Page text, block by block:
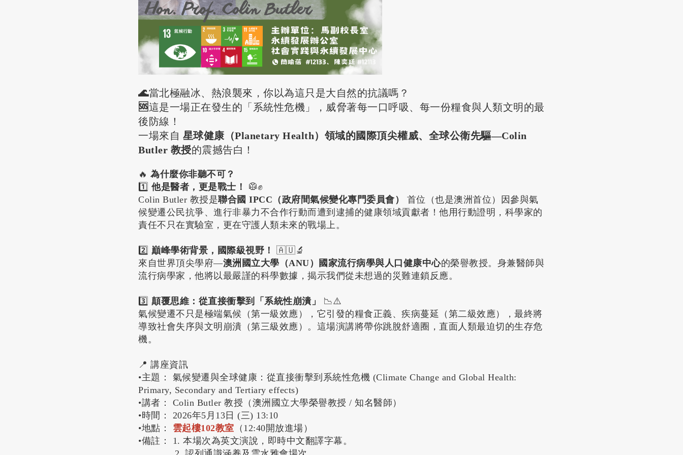
🌊當北極融冰、熱浪襲來，你以為這只是大自然的抗議嗎？
🆘這是一場正在發生的「系統性危機」，威脅著每一口呼吸、每一份糧食與人類文明的最
後防線！
一場來自 星球健康（Planetary Health）領域的國際頂尖權威、全球公衛先驅—Colin
Butler 教授的震撼告白！
🔥 為什麼你非聽不可？
1️⃣ 他是醫者，更是戰士！
🥼✊
Colin Butler 教授是聯合國 IPCC（政府間氣候變化專門委員會）
首位（也是澳洲首位）因參與氣
候變遷公民抗爭、進行非暴力不合作行動而遭到逮捕的健康領域貢獻者！他用行動證明，科學家的
責任不只在實驗室，更在守護人類未來的戰場上。
2️⃣ 巔峰學術背景，國際級視野！
🇦🇺🔬
來自世界頂尖學府—澳洲國立大學（ANU）國家流行病學與人口健康中心的榮譽教授。身兼醫師與
流行病學家，他將以最嚴謹的科學數據，揭示我們從未想過的災難連鎖反應。
3️⃣ 顛覆思維：從直接衝擊到「系統性崩潰」
📉⚠️
氣候變遷不只是極端氣候（第一級效應），它引發的糧食正義、疾病蔓延（第二級效應），最終將
導致社會失序與文明崩潰（第三級效應）。這場演講將帶你跳脫舒適圈，直面人類最迫切的生存危
機。
📍 講座資訊
•主題： 氣候變遷與全球健康：從直接衝擊到系統性危機 (Climate Change and Global Health:
Primary, Secondary and Tertiary effects)
•講者： Colin Butler 教授（澳洲國立大學榮譽教授 / 知名醫師）
•時間： 2026年5月13日 (三) 13:10
•地點：
雲起樓102教室 （12:40開放進場）
•備註： 1. 本場次為英文演說，即時中文翻譯字幕。